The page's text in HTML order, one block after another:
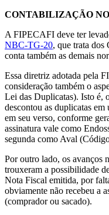
CONTABILIZAÇÃO
A FIPECAFI deve ter
NBC-TG-20, que trata dos
conta também as demais
Essa diretriz adotada pela
consideração também o
Lei das Duplicatas). Isto é,
descontou as duplicatas em
em seu verso, conforme
assinatura vale como
segunda como Aval
Por outro lado, os avanços
trouxeram a possibilidade
Nota Fiscal emitida, por
obviamente não recebeu a
(comprador ou sacado).